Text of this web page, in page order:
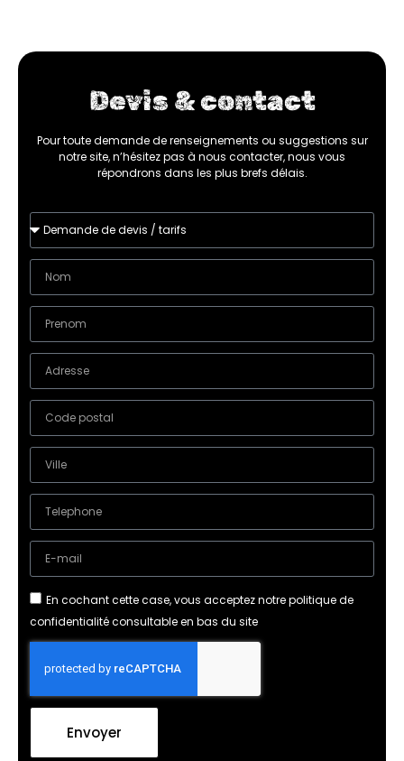
Devis & contact
Pour toute demande de renseignements ou suggestions sur
notre site, n’hésitez pas à nous contacter, nous vous
répondrons dans les plus brefs délais.
En cochant cette case, vous acceptez notre politique de
confidentialité consultable en bas du site
Envoyer